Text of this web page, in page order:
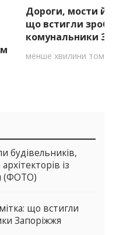
Дороги, мости й
що встигли
комунальники
менше хвилини тому
будівельників,
із
(ФОТО)
що встигли
Запоріжжя